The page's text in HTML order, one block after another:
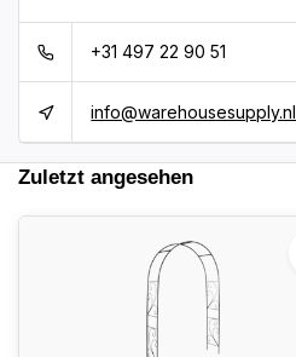
+31 497 22 90 51
info@warehousesupply.nl
Zuletzt angesehen